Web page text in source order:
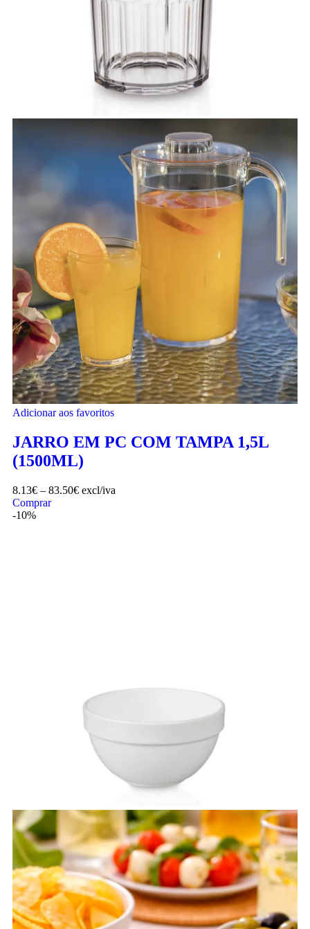
Adicionar aos favoritos
JARRO EM PC COM TAMPA 1,5L
(1500ML)
8.13€ – 83.50€ excl/iva
Comprar
-10%